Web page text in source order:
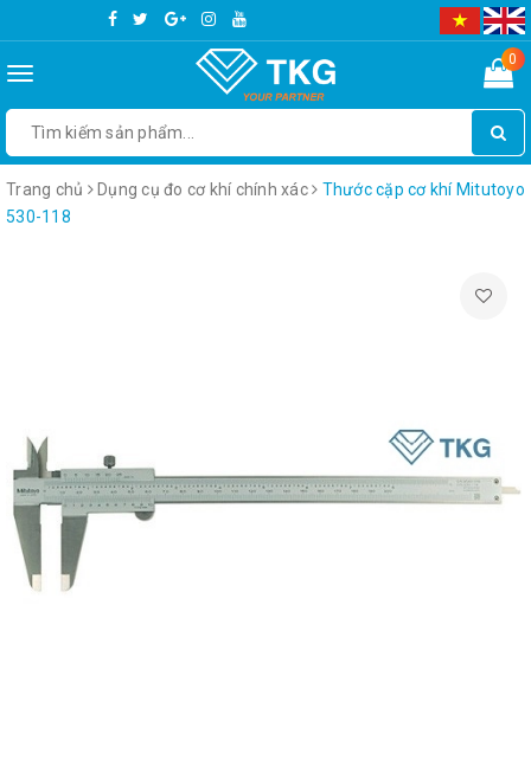
Toggle
0
Trang chủ Dụng cụ đo cơ khí chính xác
Thước cặp cơ khí Mitutoyo
530-118